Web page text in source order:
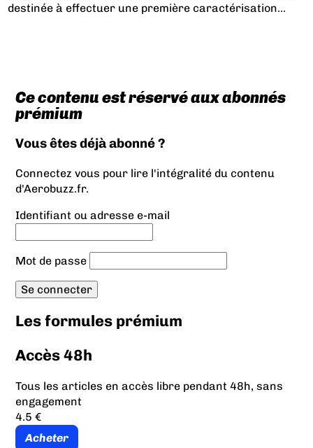
destinée à effectuer une première caractérisation...
Ce contenu est réservé aux abonnés
prémium
Vous êtes déjà abonné ?
Connectez vous pour lire l'intégralité du contenu
d'Aerobuzz.fr.
Identifiant ou adresse e-mail
Mot de passe
Les formules prémium
Accès 48h
Tous les articles en accès libre pendant 48h, sans
engagement
4.5 €
Acheter